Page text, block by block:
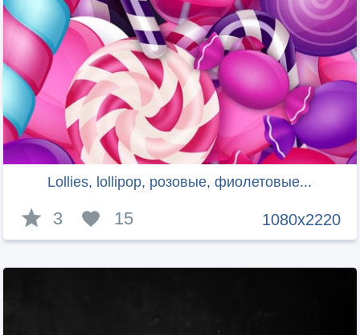
Lollies, lollipop, розовые, фиолетовые...
1080x2220
3 15